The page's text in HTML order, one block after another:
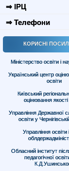
⇒ ІРЦ
⇒ Телефони
КОРИСНІ
Міністерство освіти і
Український центр
освіти
Київський
оцінювання якості
Управління Державної
освіти у
Управління освіти
Обласний інститут
педагогічної